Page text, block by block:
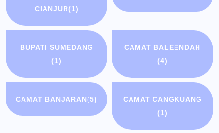
CIANJUR(1)
BUPATI SUMEDANG
(1)
CAMAT BALEENDAH
(4)
CAMAT BANJARAN(5)
CAMAT CANGKUANG
(1)